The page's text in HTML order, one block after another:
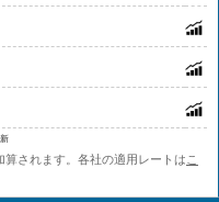
されます。各社の適用レートは こ